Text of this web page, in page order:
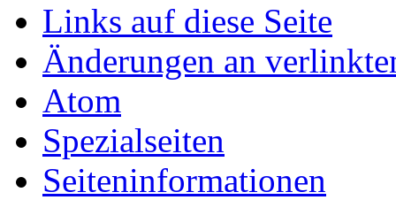
Links auf diese Seite
Änderungen an
Atom
Spezialseiten
Seiten­informationen